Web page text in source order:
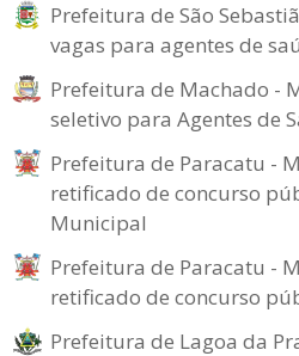
Prefeitura de São
vagas para agentes de
Prefeitura de Machado -
seletivo para Agentes de
Prefeitura de Paracatu -
retificado de concurso
Municipal
Prefeitura de Paracatu -
retificado de concurso
Prefeitura de Lagoa da